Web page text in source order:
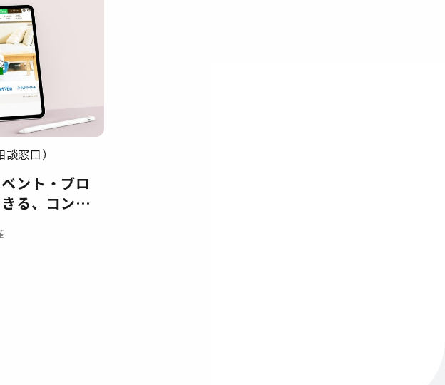
窓口）
ント・ブロ
る、コンテ